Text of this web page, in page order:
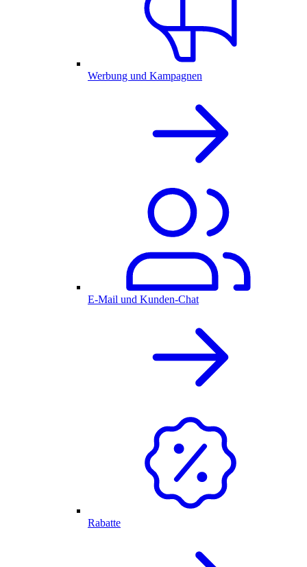
Werbung und Kampagnen
E-Mail und Kunden-Chat
Rabatte